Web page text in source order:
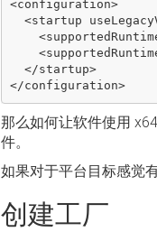
<configuration>
<startup
<
<
</startup>
</configuration>
那么如何让软件使用
件。
如果对于平台目标感觉
创建工厂